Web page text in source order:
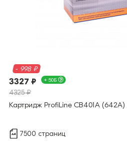
- 998 ₽
3327 ₽ + 50Б
4325 ₽
Картридж ProfiLine CB401A
7500 страниц